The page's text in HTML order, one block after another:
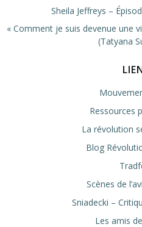
Sheila Jeffreys –
« Comment je suis devenue une
(Tatyana
Ressources
La révolution
Blog
Scènes de
Sniadecki –
Les amis